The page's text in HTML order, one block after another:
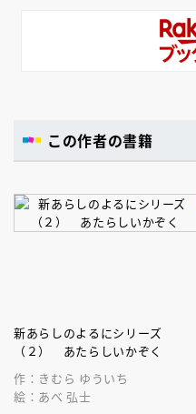
この作者の書籍
新あらしのよるにシリーズ
（２） あたらしいかぞく
作：きむら ゆういち
絵：あべ 弘士